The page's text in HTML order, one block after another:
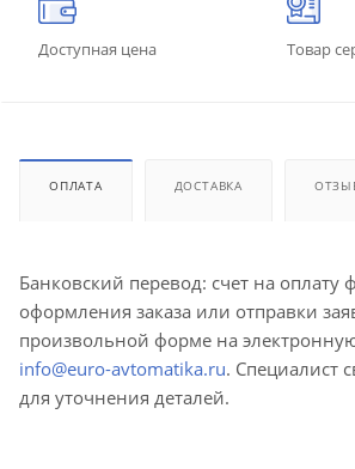
Доступная цена Товар
ОПЛАТА ДОСТАВКА
Банковский перевод: счет на оплату
оформления заказа или отправки
произвольной форме на
info@euro-avtomatika.ru. Специалист
для уточнения деталей.